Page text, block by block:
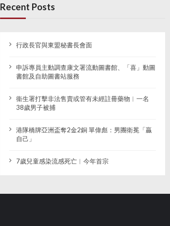
Recent Posts
行政長官與東盟秘書長會面
申訴專員主動調查康文署流動圖書館、「喜」動圖
書館及自助圖書站服務
衞生署打擊非法售賣或管有未經註冊藥物︱一名
38歲男子被捕
港隊橋牌亞洲盃奪2金2銅 單偉彪：男團衛冕「贏
自己」
7歲兒童感染流感死亡︱今年首宗